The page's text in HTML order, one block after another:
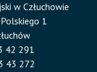
w Człuchowie
1
42 291
43 272